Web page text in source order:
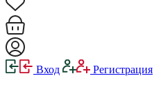
Вход Регистрация